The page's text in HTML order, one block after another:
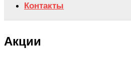
Контакты
Акции